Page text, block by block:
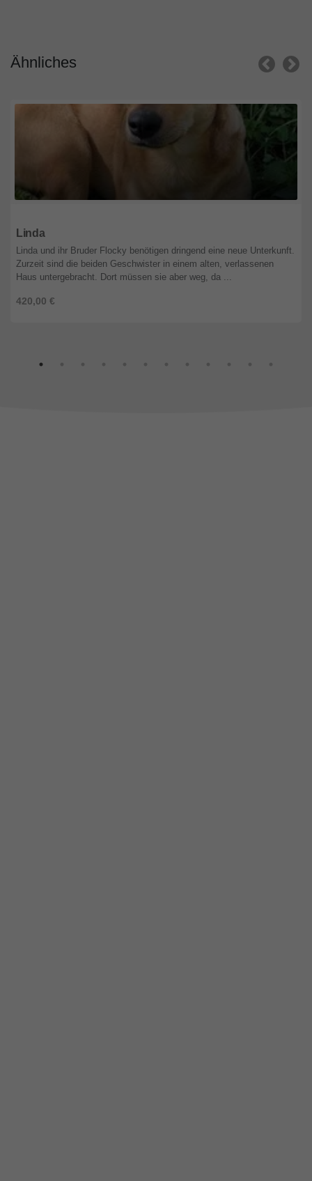
Ähnliches
Linda
420,00 €
Linda und ihr Bruder Flocky benötigen dringend eine neue Unterkunft.
Zurzeit sind die beiden Geschwister in einem alten, verlassenen
Haus untergebracht. Dort müssen sie aber weg, da ...